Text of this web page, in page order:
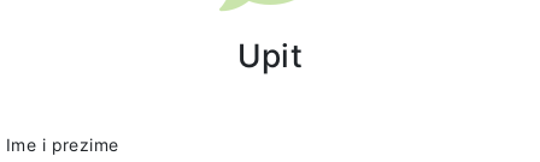
Upit
Ime i prezime